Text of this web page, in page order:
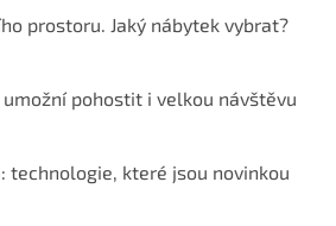
prostoru. Jaký nábytek vybrat?
pohostit i velkou návštěvu
technologie, které jsou novinkou